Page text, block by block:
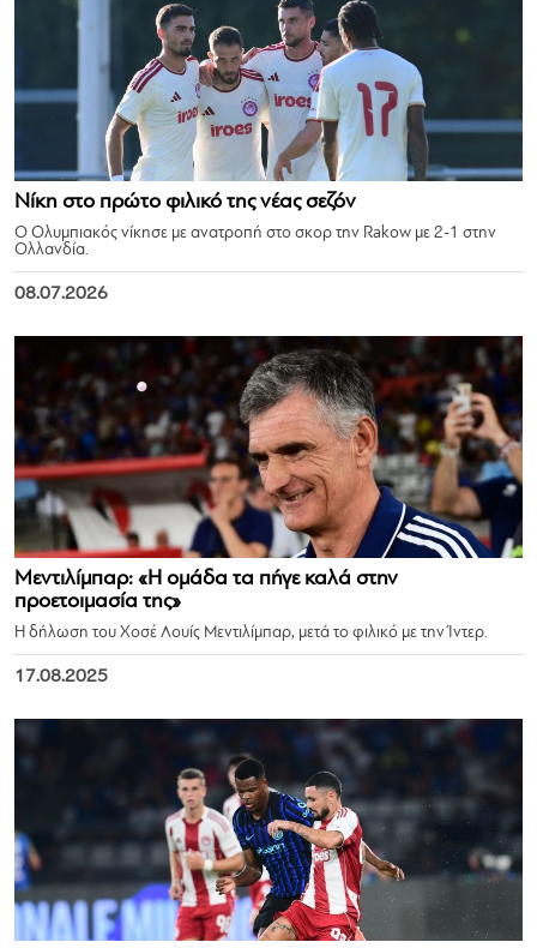
Νίκη στο πρώτο φιλικό της νέας σεζόν
Ο Ολυμπιακός νίκησε με ανατροπή στο σκορ την Rakow με 2-1 στην
Ολλανδία.
08.07.2026
Μεντιλίμπαρ: «Η ομάδα τα πήγε καλά στην
προετοιμασία της»
Η δήλωση του Χοσέ Λουίς Μεντιλίμπαρ, μετά το φιλικό με την Ίντερ.
17.08.2025